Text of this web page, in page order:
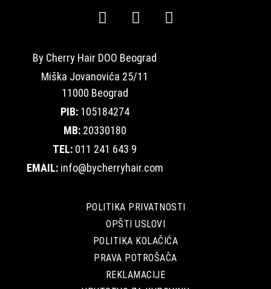
By Cherry Hair DOO Beograd
Miška Jovanovića 25/11
11000 Beograd
PIB:105184274
MB:20330180
TEL: 011 241 643 9
EMAIL:info@bycherryhair.com
POLITIKA PRIVATNOSTI
OPŠTI USLOVI
POLITIKA KOLAČIĆA
PRAVA POTROŠAČA
REKLAMACIJE